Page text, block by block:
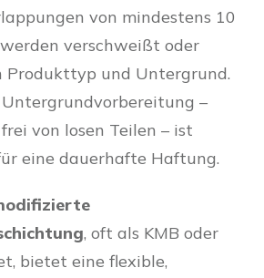
von mindestens 10
verschweißt oder
Produkttyp und Untergrund.
–
von losen Teilen – ist
eine dauerhafte Haftung.
, oft als KMB oder
bietet eine flexible,